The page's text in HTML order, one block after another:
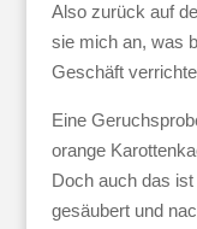
Also zurück auf
sie mich an, was
Geschäft
Eine
orange
Doch auch das
gesäubert und